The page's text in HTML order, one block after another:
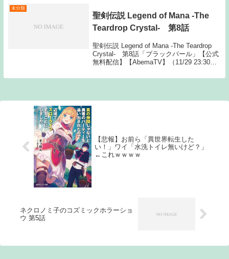
未分類
聖剣伝説 Legend of Mana -The
Teardrop Crystal- 第8話
聖剣伝説 Legend of Mana -The Teardrop
Crystal- 第8話「ブラックパール」【公式
無料配信】【AbemaTV】（11/29 23:30～1
間）【公式有料配...
【悲報】お前ら「異世界転生した
い！」ワイ「水洗トイレ無いけど？」
←これｗｗｗｗ
ネクロノミ子のコズミックホラーショ
ウ 第5話